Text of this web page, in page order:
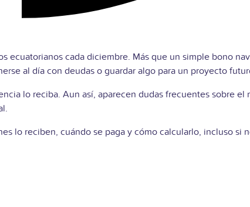
cada diciembre. Más que un simple bono
al día con deudas o guardar algo para un proyecto
lo reciba. Aun así, aparecen dudas frecuentes sobre el
lo reciben, cuándo se paga y cómo calcularlo, incluso si